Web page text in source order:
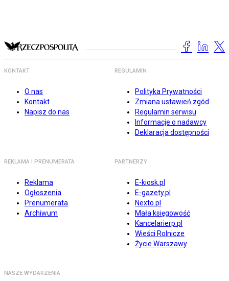
KONTAKT
O nas
Kontakt
Napisz do nas
REGULAMIN
Polityka Prywatności
Zmiana ustawień zgód
Regulamin serwisu
Informacje o nadawcy
Deklaracja dostępności
REKLAMA I PRENUMERATA
Reklama
Ogłoszenia
Prenumerata
Archiwum
PARTNERZY
E-kiosk.pl
E-gazety.pl
Nexto.pl
Mała księgowość
Kancelarierp.pl
Wieści Rolnicze
Życie Warszawy
NASZE WYDARZENIA